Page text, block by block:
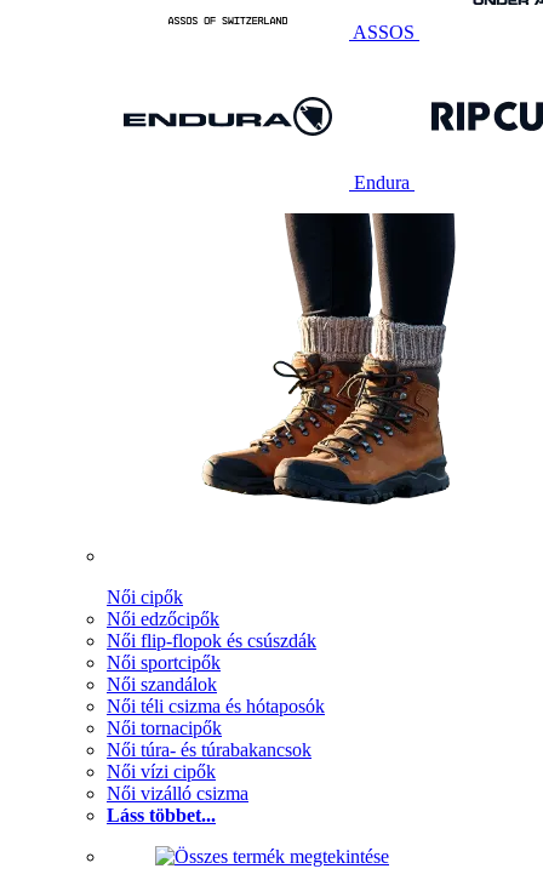
ASSOS
Endura
Női cipők
Női edzőcipők
Női flip-flopok és csúszdák
Női sportcipők
Női szandálok
Női téli csizma és hótaposók
Női tornacipők
Női túra- és túrabakancsok
Női vízi cipők
Női vizálló csizma
Láss többet...